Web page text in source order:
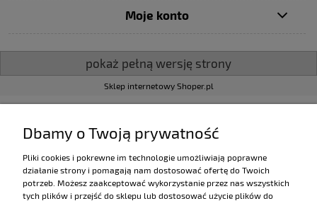
Moje konto
pokaż pełną wersję strony
Sklep internetowy Shoper.pl
Dbamy o Twoją prywatność
Pliki cookies i pokrewne im technologie umożliwiają poprawne
działanie strony i pomagają nam dostosować ofertę do Twoich
potrzeb. Możesz zaakceptować wykorzystanie przez nas wszystkich
tych plików i przejść do sklepu lub dostosować użycie plików do